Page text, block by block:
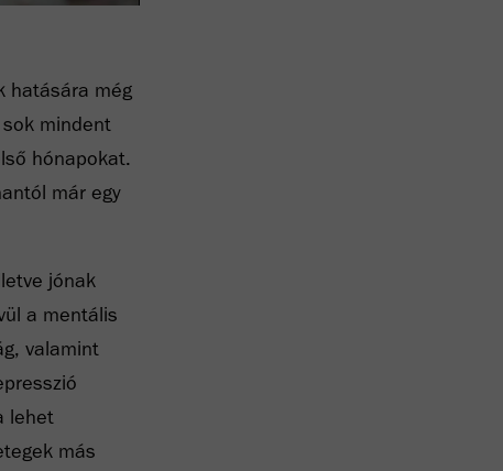
hatására még
mindent
hónapokat.
már egy
jónak
a mentális
valamint
lehet
más